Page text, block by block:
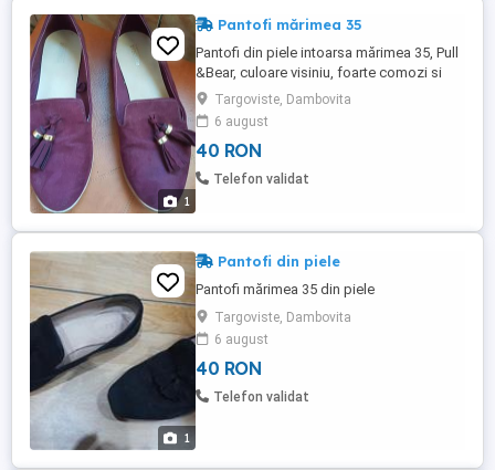
1
Pantofi mărimea 35
Pantofi din piele intoarsa mărimea 35, Pull
&Bear, culoare visiniu, foarte comozi si
eleganți.
Targoviste, Dambovita
6 august
40 RON
Telefon validat
1
Pantofi din piele
Pantofi mărimea 35 din piele
Targoviste, Dambovita
6 august
40 RON
Telefon validat